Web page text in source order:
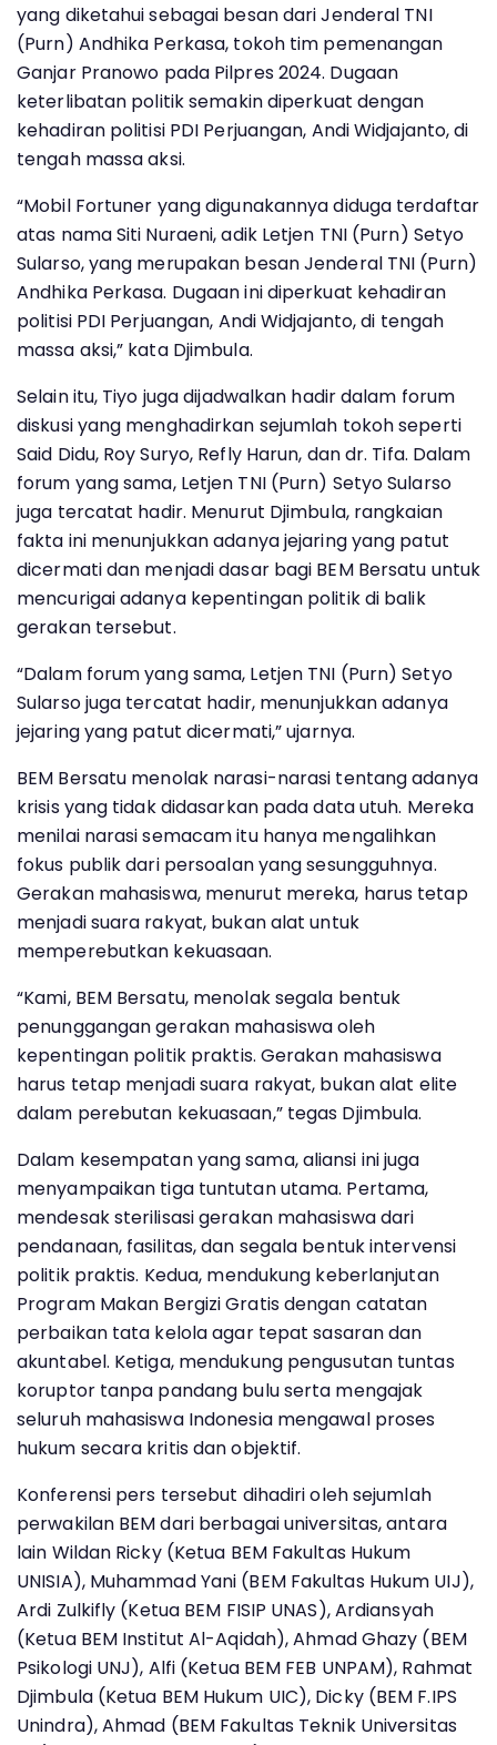
yang diketahui sebagai besan dari Jenderal TNI
(Purn) Andhika Perkasa, tokoh tim pemenangan
Ganjar Pranowo pada Pilpres 2024. Dugaan
keterlibatan politik semakin diperkuat dengan
kehadiran politisi PDI Perjuangan, Andi Widjajanto, di
tengah massa aksi.
“Mobil Fortuner yang digunakannya diduga terdaftar
atas nama Siti Nuraeni, adik Letjen TNI (Purn) Setyo
Sularso, yang merupakan besan Jenderal TNI (Purn)
Andhika Perkasa. Dugaan ini diperkuat kehadiran
politisi PDI Perjuangan, Andi Widjajanto, di tengah
massa aksi,” kata Djimbula.
Selain itu, Tiyo juga dijadwalkan hadir dalam forum
diskusi yang menghadirkan sejumlah tokoh seperti
Said Didu, Roy Suryo, Refly Harun, dan dr. Tifa. Dalam
forum yang sama, Letjen TNI (Purn) Setyo Sularso
juga tercatat hadir. Menurut Djimbula, rangkaian
fakta ini menunjukkan adanya jejaring yang patut
dicermati dan menjadi dasar bagi BEM Bersatu untuk
mencurigai adanya kepentingan politik di balik
gerakan tersebut.
“Dalam forum yang sama, Letjen TNI (Purn) Setyo
Sularso juga tercatat hadir, menunjukkan adanya
jejaring yang patut dicermati,” ujarnya.
BEM Bersatu menolak narasi-narasi tentang adanya
krisis yang tidak didasarkan pada data utuh. Mereka
menilai narasi semacam itu hanya mengalihkan
fokus publik dari persoalan yang sesungguhnya.
Gerakan mahasiswa, menurut mereka, harus tetap
menjadi suara rakyat, bukan alat untuk
memperebutkan kekuasaan.
“Kami, BEM Bersatu, menolak segala bentuk
penunggangan gerakan mahasiswa oleh
kepentingan politik praktis. Gerakan mahasiswa
harus tetap menjadi suara rakyat, bukan alat elite
dalam perebutan kekuasaan,” tegas Djimbula.
Dalam kesempatan yang sama, aliansi ini juga
menyampaikan tiga tuntutan utama. Pertama,
mendesak sterilisasi gerakan mahasiswa dari
pendanaan, fasilitas, dan segala bentuk intervensi
politik praktis. Kedua, mendukung keberlanjutan
Program Makan Bergizi Gratis dengan catatan
perbaikan tata kelola agar tepat sasaran dan
akuntabel. Ketiga, mendukung pengusutan tuntas
koruptor tanpa pandang bulu serta mengajak
seluruh mahasiswa Indonesia mengawal proses
hukum secara kritis dan objektif.
Konferensi pers tersebut dihadiri oleh sejumlah
perwakilan BEM dari berbagai universitas, antara
lain Wildan Ricky (Ketua BEM Fakultas Hukum
UNISIA), Muhammad Yani (BEM Fakultas Hukum UIJ),
Ardi Zulkifly (Ketua BEM FISIP UNAS), Ardiansyah
(Ketua BEM Institut Al-Aqidah), Ahmad Ghazy (BEM
Psikologi UNJ), Alfi (Ketua BEM FEB UNPAM), Rahmat
Djimbula (Ketua BEM Hukum UIC), Dicky (BEM F.IPS
Unindra), Ahmad (BEM Fakultas Teknik Universitas